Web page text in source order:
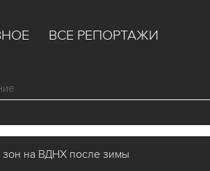
ВСЕ РЕПОРТАЖИ
на ВДНХ после зимы